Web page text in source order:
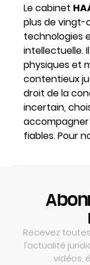
Le cabinet
plus de vingt-
technologies
intellectuelle. Il
physiques et
contentieux
droit de la
incertain,
fiables. Pour
Recevez
l’actualité
vidéos,